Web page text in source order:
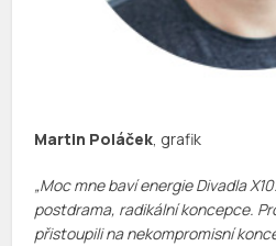
Martin Poláček, grafik
„Moc mne baví energie Divadla
postdrama, radikální koncepce.
přistoupili na nekompromisní